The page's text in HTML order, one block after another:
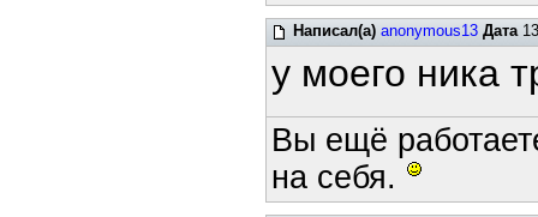
Написал(а) anonymous13 Дата
у моего ника
Вы ещё
на себя.